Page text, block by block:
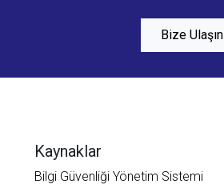
Bize Ulaşın
Kaynaklar
Bilgi Güvenliği Yönetim Sistemi
Mayasoft Assistant